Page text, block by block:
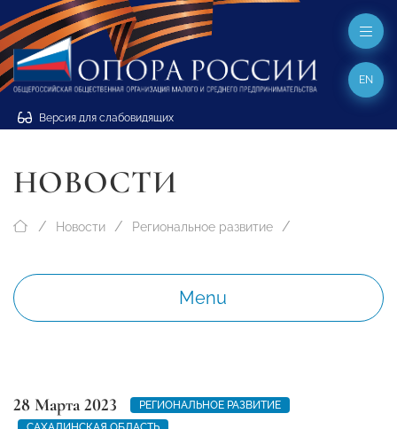
Версия для слабовидящих
EN
НОВОСТИ
Новости Региональное развитие
Menu
28 Марта 2023
РЕГИОНАЛЬНОЕ РАЗВИТИЕ